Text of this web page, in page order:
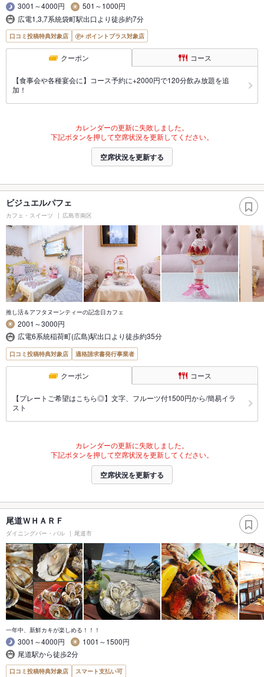
3001～4000円
501～1000円
広電1,3,7系統袋町駅出口より徒歩約7分
口コミ投稿特典対象店 ポイントプラス対象店
クーポン コース
【食事会や各種宴会に】コース予約に+2000円で120分飲み放題を追
加！
カレンダーの更新に失敗しました。
下記ボタンを押して空席状況を更新してください。
空席状況を更新する
ビジュエルパフェ
カフェ・スイーツ 広島市南区
推し活＆アフタヌーンティーの記念日カフェ
2001～3000円
広電6系統稲荷町(広島)駅出口より徒歩約35分
口コミ投稿特典対象店 適格請求書発行事業者
クーポン コース
【プレートご希望はこちら◎】文字、フルーツ付1500円から/簡易イラ
スト
カレンダーの更新に失敗しました。
下記ボタンを押して空席状況を更新してください。
空席状況を更新する
尾道ＷＨＡＲＦ
ダイニングバー・バル 尾道市
一年中、新鮮カキが楽しめる！！！
3001～4000円
1001～1500円
尾道駅から徒歩2分
口コミ投稿特典対象店 スマート支払い可